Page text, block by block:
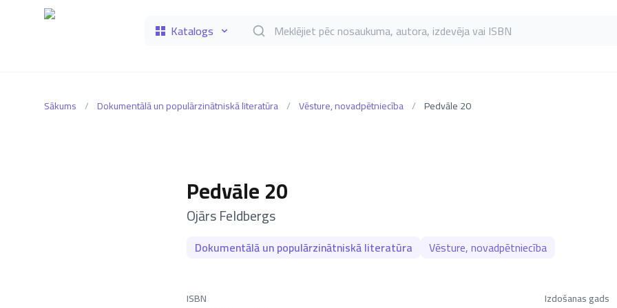
Katalogs Meklēt grāmatas pēc nosaukuma, autora, izdevēja vai ISBN
Sākums / Dokumentālā un populārzinātniskā literatūra / Vēsture, novadpētniecība / Pedvāle 20
Pedvāle 20
–
Ojārs Feldbergs
Dokumentālā un populārzinātniskā literatūra Vēsture, novadpētniecība
ISBN Izdošanas gads